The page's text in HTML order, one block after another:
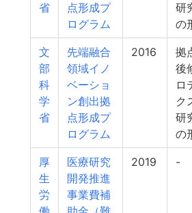
省
点形成プ
ログラム
研
の
文
部
科
学
省
先端融合
領域イノ
ベーショ
ン創出拠
点形成プ
ログラム
2016
拠
後
ロ
ク
研
の
厚
生
労
医療研究
開発推進
事業費補
2019 -